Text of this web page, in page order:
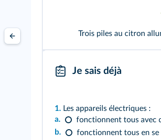
Trois piles au citron
Je sais déjà
1. Les appareils électriques :
a.
fonctionnent tous avec
b.
fonctionnent tous en se